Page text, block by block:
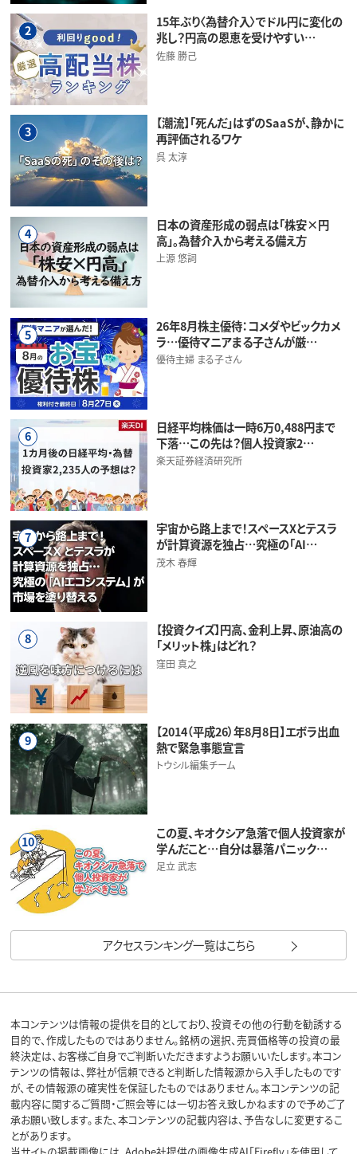
2
15年ぶり〈為替介入〉でドル円に変化の
兆し？円高の恩恵を受けやすい…
佐藤 勝己
3
【潮流】「死んだ」はずのSaaSが、静かに
再評価されるワケ
呉 太淳
4
日本の資産形成の弱点は「株安×円
高」。為替介入から考える備え方
上源 悠詞
5
26年8月株主優待：コメダやビックカメ
ラ…優待マニアまる子さんが厳…
優待主婦 まる子さん
6
日経平均株価は一時6万0,488円まで
下落…この先は？個人投資家2…
楽天証券経済研究所
7
宇宙から路上まで！スペースXとテスラ
が計算資源を独占…究極の「AI…
茂木 春輝
8
【投資クイズ】円高、金利上昇、原油高の
「メリット株」はどれ？
窪田 真之
9
【2014（平成26）年8月8日】エボラ出血
熱で緊急事態宣言
トウシル編集チーム
10
この夏、キオクシア急落で個人投資家が
学んだこと…自分は暴落パニック…
足立 武志
アクセスランキング一覧はこちら
本コンテンツは情報の提供を目的としており、投資その他の行動を勧誘する
目的で、作成したものではありません。銘柄の選択、売買価格等の投資の最
終決定は、お客様ご自身でご判断いただきますようお願いいたします。本コン
テンツの情報は、弊社が信頼できると判断した情報源から入手したものです
が、その情報源の確実性を保証したものではありません。本コンテンツの記
載内容に関するご質問・ご照会等には一切お答え致しかねますので予めご了
承お願い致します。また、本コンテンツの記載内容は、予告なしに変更するこ
とがあります。
当サイトの掲載画像には、Adobe社提供の画像生成AI「Firefly」を使用して